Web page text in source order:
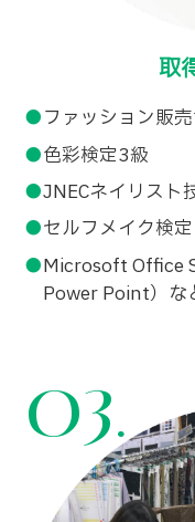
取
ファッション販
色彩検定3級
JNECネイリスト
セルフメイク検定
Microsoft Office
Power Point）な
03.